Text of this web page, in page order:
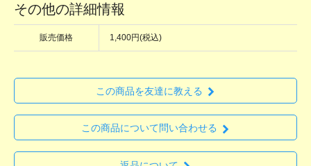
その他の詳細情報
販売価格 1,400円(税込)
この商品を友達に教える
この商品について問い合わせる